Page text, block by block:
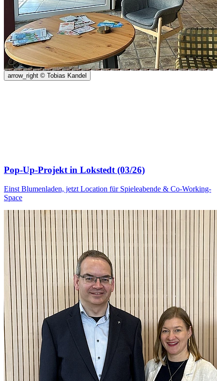
arrow_right © Tobias Kandel
Pop-Up-Projekt in Lokstedt (03/26)
Einst Blumenladen, jetzt Location für Spieleabende & Co-Working-
Space